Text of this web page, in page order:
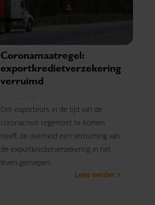
Coronamaatregel:
exportkredietverzekering
verruimd
Om exporteurs in de tijd van de
coronacrisis tegemoet te komen
heeft de overheid een verruiming van
de exportkredietverzekering in het
leven geroepen.
Lees verder